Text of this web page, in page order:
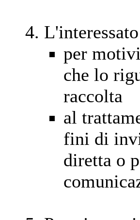
per
che lo
raccolta
al
fini di
diretta o